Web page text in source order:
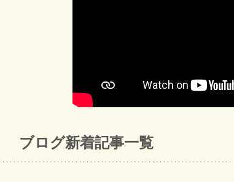
ブログ新着記事一覧